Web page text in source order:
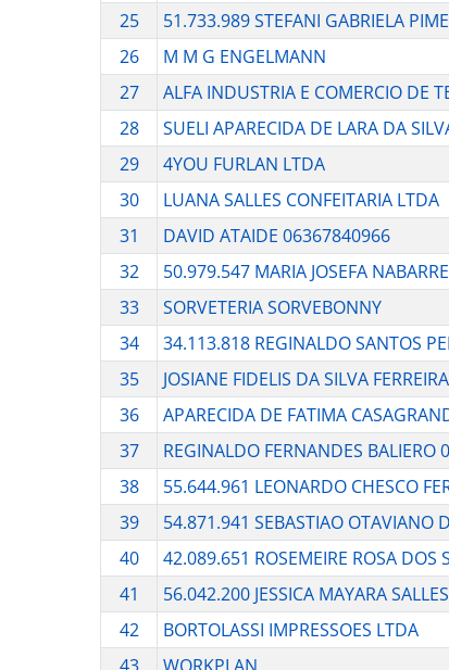
25
51.733.989 STEFANI GABRIELA
26
M M G ENGELMANN
27
ALFA INDUSTRIA E COMERCIO DE
28
SUELI APARECIDA DE LARA DA
29
4YOU FURLAN LTDA
30
LUANA SALLES CONFEITARIA LTDA
31
DAVID ATAIDE 06367840966
32
50.979.547 MARIA JOSEFA
33
SORVETERIA SORVEBONNY
34
34.113.818 REGINALDO SANTOS
35
JOSIANE FIDELIS DA SILVA
36
APARECIDA DE FATIMA
37
REGINALDO FERNANDES BALIERO
38
55.644.961 LEONARDO CHESCO
39
54.871.941 SEBASTIAO OTAVIANO
40
42.089.651 ROSEMEIRE ROSA DOS
41
56.042.200 JESSICA MAYARA SALLES
42
BORTOLASSI IMPRESSOES LTDA